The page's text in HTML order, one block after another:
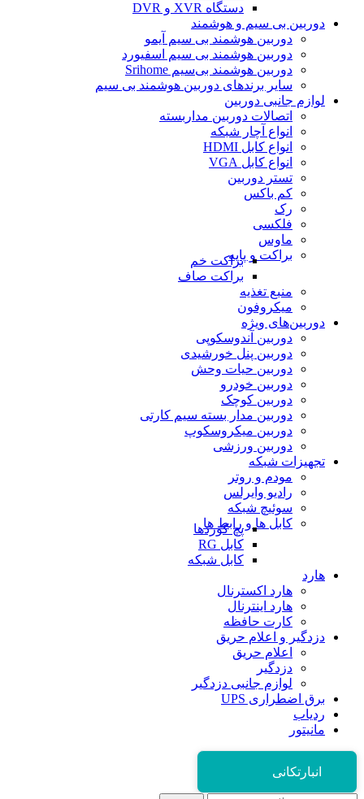
دستگاه XVR و DVR
دوربین بی سیم و هوشمند
دوربین هوشمند بی سیم آیمو
دوربین هوشمند بی سیم اسفیورد
دوربین هوشمند بی‌سیم Srihome
سایر برندهای دوربین هوشمند بی سیم
لوازم جانبی دوربین
اتصالات دوربین مداربسته
انواع آچار شبکه
انواع کابل HDMI
انواع کابل VGA
تستر دوربین
کم باکس
رک
فلکسی
ماوس
براکت و پایهبراکت خم
براکت صاف
منبع تغذیه
میکروفون
دوربین‌های ویژه
دوربین آندوسکوپی
دوربین پنل خورشیدی
دوربین حیات وحش
دوربین خودرو
دوربین کوچک
دوربین مدار بسته سیم کارتی
دوربین میکروسکوپ
دوربین ورزشی
تجهیزات شبکه
مودم و روتر
رادیو وایرلس
سوئیچ شبکه
کابل ها و رابط ها
پچ کوردها
کابل RG
کابل شبکه
هارد
هارد اکسترنال
هارد اینترنال
کارت حافظه
دزدگیر و اعلام حریق
اعلام حریق
دزدگیر
لوازم جانبی دزدگیر
برق اضطراری UPS
ردیاب
مانیتور
انبارتکانی